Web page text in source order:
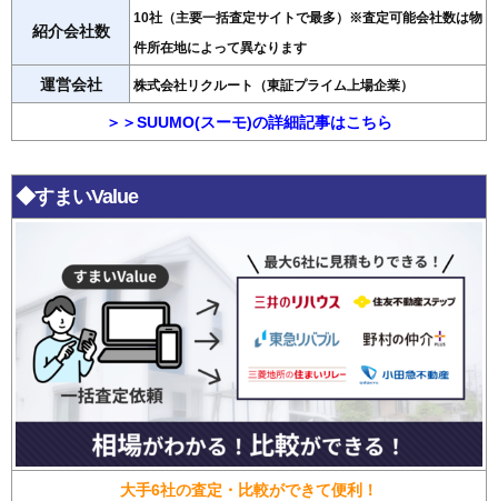
紹介会社数
10社（主要一括査定サイトで最多）※査定可能会社数は物
件所在地によって異なります
運営会社 株式会社リクルート（東証プライム上場企業）
＞＞SUUMO(スーモ)の詳細記事はこちら
◆すまいValue
大手6社の査定・比較ができて便利！